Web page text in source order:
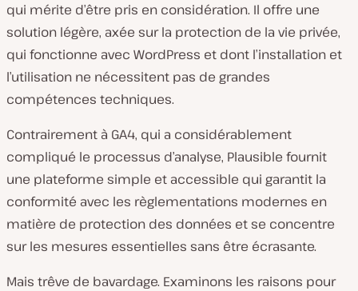
qui mérite d’être pris en considération. Il offre une
solution légère, axée sur la protection de la vie privée,
qui fonctionne avec WordPress et dont l’installation et
l’utilisation ne nécessitent pas de grandes
compétences techniques.
Contrairement à GA4, qui a considérablement
compliqué le processus d’analyse, Plausible fournit
une plateforme simple et accessible qui garantit la
conformité avec les règlementations modernes en
matière de protection des données et se concentre
sur les mesures essentielles sans être écrasante.
Mais trêve de bavardage. Examinons les raisons pour